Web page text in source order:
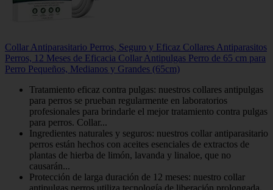
Collar Antiparasitario Perros, Seguro y Eficaz Collares Antiparasitos
Perros, 12 Meses de Eficacia Collar Antipulgas Perro de 65 cm para
Perro Pequeños, Medianos y Grandes (65cm)
Tratamiento eficaz contra pulgas: nuestros collares antipulgas
para perros se prueban regularmente en laboratorios
profesionales para brindarle el mejor tratamiento contra pulgas
para perros. Collar...
Ingredientes naturales y seguros: nuestros collar antiparasitario
perros están hechos con aceites esenciales de extractos de
plantas de hierba de limón, lavanda y linaloe, que no
causarán...
Protección de larga duración de 12 meses: nuestro collar
antipulgas perros utiliza tecnología de liberación prolongada,